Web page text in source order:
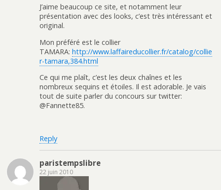
J’aime beaucoup ce site, et notamment leur
présentation avec des looks, c’est très intéressant et
original.
Mon préféré est le collier
TAMARA: http://www.laffaireducollier.fr/catalog/collie
r-tamara,384.html
Ce qui me plaît, c’est les deux chaînes et les
nombreux sequins et étoiles. Il est adorable. Je vais
tout de suite parler du concours sur twitter:
@Fannette85.
Reply
paristempslibre
22 juin 2010